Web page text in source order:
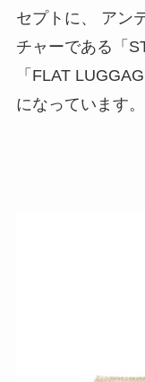
セプトに、 アン
チャーである「
「FLAT
になっています。